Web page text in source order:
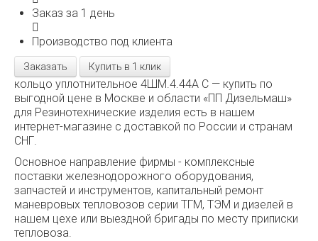
Заказ за 1 день
Производство под клиента
Заказать Купить в 1 клик
кольцо уплотнительное 4ШМ.4.44А С — купить по
выгодной цене в Москве и области «ПП Дизельмаш»
для Резинотехнические изделия есть в нашем
интернет-магазине с доставкой по России и странам
СНГ.
Основное направление фирмы - комплексные
поставки железнодорожного оборудования,
запчастей и инструментов, капитальный ремонт
маневровых тепловозов серии ТГМ, ТЭМ и дизелей в
нашем цехе или выездной бригады по месту приписки
тепловоза.